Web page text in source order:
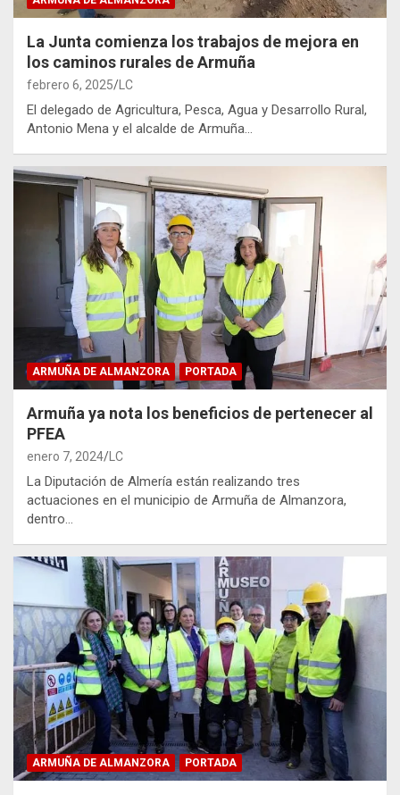
La Junta comienza los trabajos de mejora en
los caminos rurales de Armuña
febrero 6, 2025 LC
El delegado de Agricultura, Pesca, Agua y Desarrollo Rural,
Antonio Mena y el alcalde de Armuña…
ARMUÑA DE ALMANZORA PORTADA
Armuña ya nota los beneficios de pertenecer al
PFEA
enero 7, 2024 LC
La Diputación de Almería están realizando tres
actuaciones en el municipio de Armuña de Almanzora,
dentro…
ARMUÑA DE ALMANZORA PORTADA